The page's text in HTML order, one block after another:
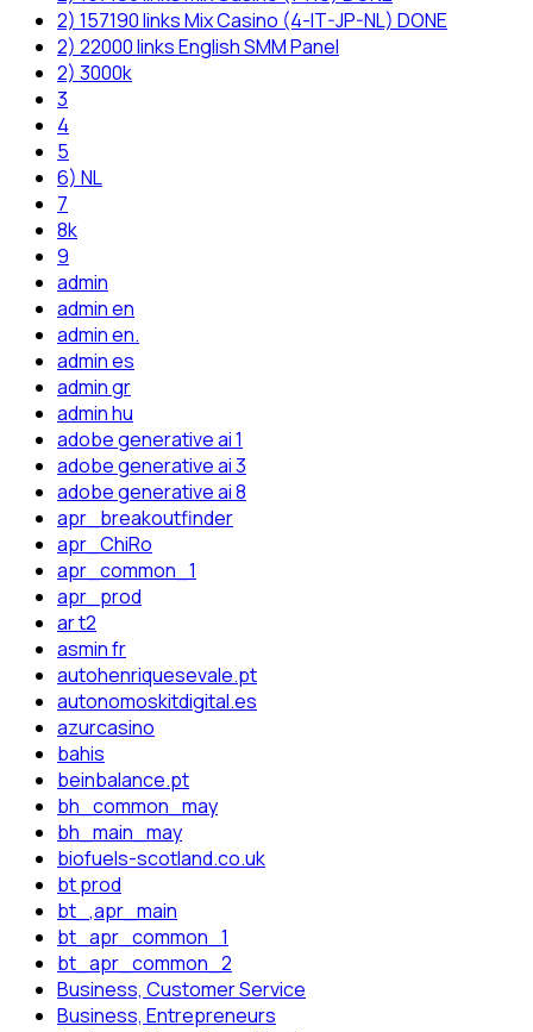
2) 157190 links Mix Casino (4-IT-JP-NL) DONE
2) 22000 links English SMM Panel
2) 3000k
3
4
5
6) NL
7
8k
9
admin
admin en
admin en.
admin es
admin gr
admin hu
adobe generative ai 1
adobe generative ai 3
adobe generative ai 8
apr_breakoutfinder
apr_ChiRo
apr_common_1
apr_prod
ar t2
asmin fr
autohenriquesevale.pt
autonomoskitdigital.es
azurcasino
bahis
beinbalance.pt
bh_common_may
bh_main_may
biofuels-scotland.co.uk
bt prod
bt_,apr_main
bt_apr_common_1
bt_apr_common_2
Business, Customer Service
Business, Entrepreneurs